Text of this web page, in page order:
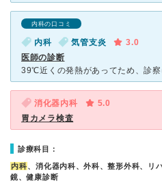
内科の口コミ
内科 気管支炎
3.0
医師の診断
消化器内科
5.0
胃カメラ検査
診療科目：
内科、消化器内科、外科、整形外科、リ
鏡、健康診断